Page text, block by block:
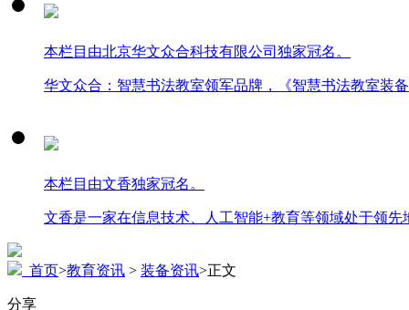
本栏目由北京华文众合科技有限公司独家冠名。
华文众合：智慧书法教室领军品牌，《智慧书法教室装
本栏目由文香独家冠名。
文香是一家在信息技术、人工智能+教育等领域处于领
首页>教育资讯 > 装备资讯>正文
分享